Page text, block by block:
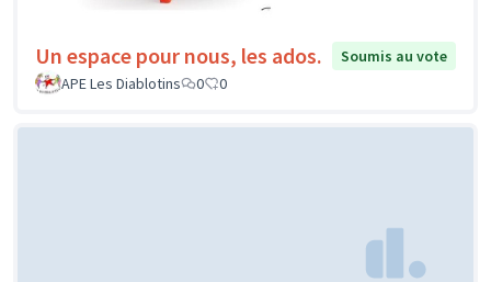
Un espace pour nous, les ados.
Soumis au vote
APE Les Diablotins
0 0